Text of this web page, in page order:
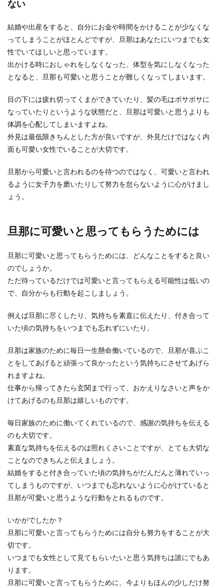
ない
結婚や出産をすると、自分にお金や時間をかけることが少なくな
ってしまうことがほとんどですが、旦那はあなたにいつまでも女
性でいてほしいと思っています。
出かける時におしゃれをしなくなった、体型を気にしなくなった
となると、旦那も可愛いと思うことが難しくなってしまいます。
目の下には疲れ切ってくまができていたり、髪の毛はボサボサに
なっていたりというような状態だと、旦那は可愛いと思うよりも
体調を心配してしまいますよね。
外見は最低限きちんとした方が良いですが、外見だけではなく内
面も可愛い女性でいることが大切です。
旦那から可愛いと言われるのを待つのではなく、可愛いと言われ
るように女子力を磨いたりして努力を怠らないように心がけまし
ょう。
旦那に可愛いと思ってもらうためには
旦那に可愛いと思ってもらうためには、どんなことをすると良い
のでしょうか。
ただ待っているだけでは可愛いと言ってもらえる可能性は低いの
で、自分からも行動を起こしましょう。
例えば旦那に尽くしたり、気持ちを素直に伝えたり、付き合って
いた頃の気持ちをいつまでも忘れずにいたり。
旦那は家族のために毎日一生懸命働いているので、旦那が喜ぶこ
とをしてあげると頑張って良かったという気持ちにさせてあげら
れますよね。
仕事から帰ってきたら玄関まで行って、おかえりなさいと声をか
けてあげるのも旦那は嬉しいものです。
毎日家族のために働いてくれているので、感謝の気持ちを伝える
のも大切です。
素直な気持ちを伝えるのは照れくさいことですが、とても大切な
ことなのできちんと伝えましょう。
結婚をすると付き合っていた頃の気持ちがだんだんと薄れていっ
てしまうものですが、いつまでも忘れないように心がけていると
旦那が可愛いと思うような行動をとれるものです。
いかがでしたか？
旦那に可愛いと言ってもらうためには自分も努力をすることが大
切です。
いつまでも女性として見てもらいたいと思う気持ちは誰にでもあ
ります。
旦那に可愛いと言ってもらうために、今よりもほんの少しだけ努